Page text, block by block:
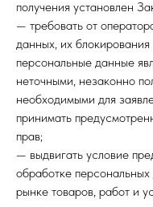
получения установлен
— требовать от
данных, их
персональные данные
неточными, незаконно
необходимыми для
принимать
прав;
— выдвигать условие
обработке
рынке товаров, работ и